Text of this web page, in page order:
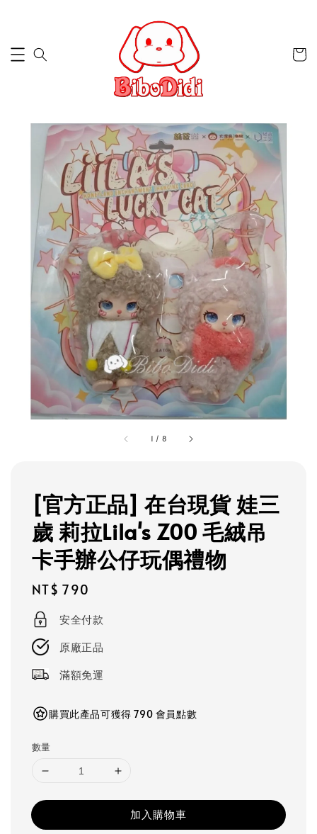
1 / 8
[官方正品] 在台現貨 娃三
歲 莉拉Lila's Z00 毛絨吊
卡手辦公仔玩偶禮物
Regular
price
NT$ 790
安全付款
原廠正品
滿額免運
購買此產品可獲得 790 會員點數
數量
加入購物車